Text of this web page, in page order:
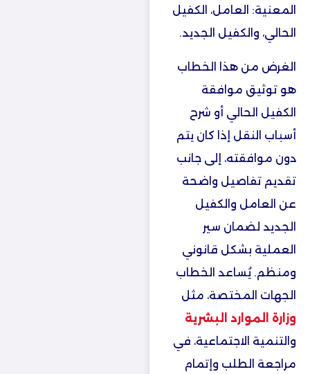
المعنية: العامل، الكفيل
الحالي، والكفيل الجديد.
الغرض من هذا الخطاب
هو توثيق موافقة
الكفيل الحالي أو شرح
أسباب النقل إذا كان يتم
دون موافقته، إلى جانب
تقديم تفاصيل واضحة
عن العامل والكفيل
الجديد لضمان سير
العملية بشكل قانوني
ومنظم. يُساعد الخطاب
الجهات المختصة، مثل
وزارة الموارد البشرية
والتنمية الاجتماعية، في
مراجعة الطلب وإتمام